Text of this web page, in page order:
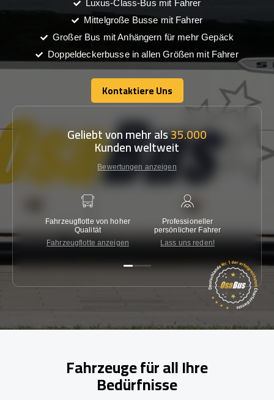
Luxus-Class-Bus mit Fahrer
Mittelgroße Busse mit Fahrer
Großer Bus mit Anhängern für mehr Gepäck
Doppeldeckerbusse in allen Größen mit Fahrer
Kontaktiere Uns
Kontaktiere Uns
Geliebt von mehr als35.000
Kunden weltweit
Bewertungen anzeigen
Fahrzeugflotte von hoher
Qualität
Fahrzeugflotte anzeigen
Professioneller
persönlicher Fahrer
Lass uns reden!
Fahrzeuge für all Ihre
Bedürfnisse